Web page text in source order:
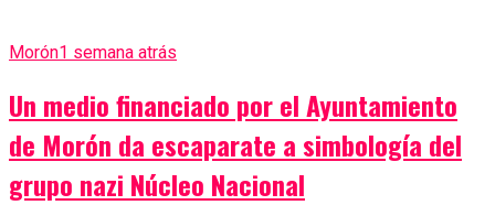
Morón1 semana atrás
Un medio financiado por el Ayuntamiento
de Morón da escaparate a simbología del
grupo nazi Núcleo Nacional